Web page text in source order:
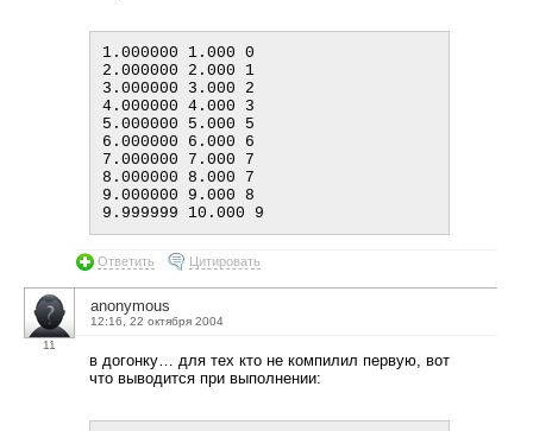
1.000000 1.000 0
2.000000 2.000 1
3.000000 3.000 2
4.000000 4.000 3
5.000000 5.000 5
6.000000 6.000 6
7.000000 7.000 7
8.000000 8.000 7
9.000000 9.000 8
Ответить Цитировать
11
anonymous
12:16, 22 октября 2004
в догонку… для тех кто не компилил первую, вот
что выводится при выполнении: